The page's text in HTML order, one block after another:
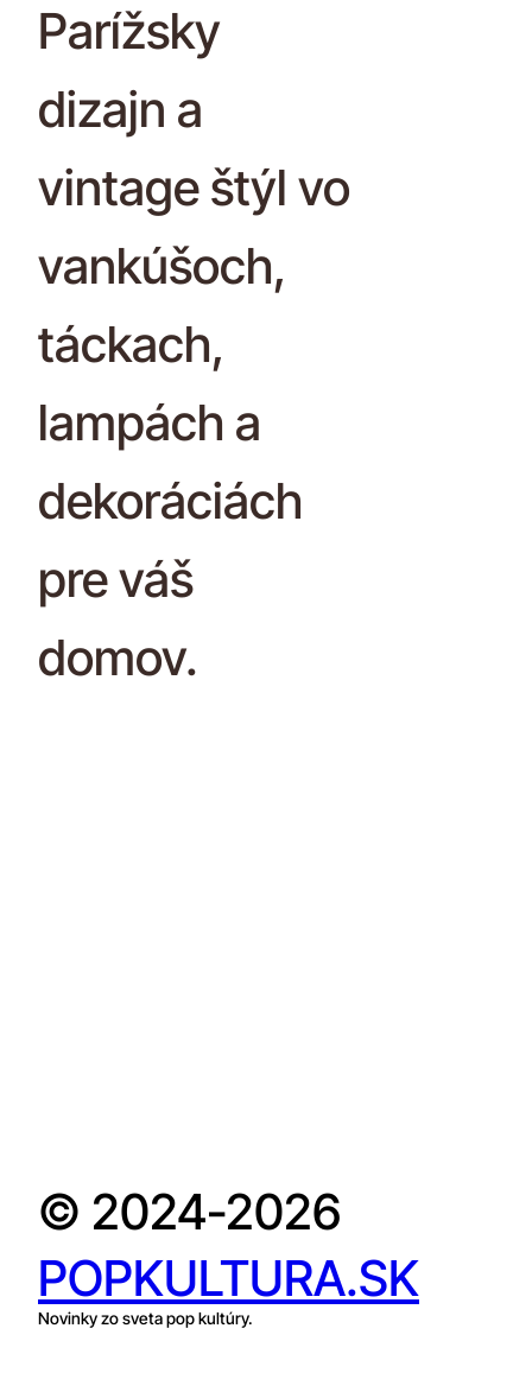
Parížsky
dizajn a
vintage štýl vo
vankúšoch,
táckach,
lampách a
dekoráciách
pre váš
domov.
© 2024-2026
POPKULTURA.SK
Novinky zo sveta pop kultúry.